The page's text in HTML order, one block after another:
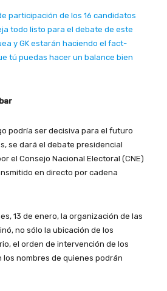
participación de los 16 candidatos
todo listo para el debate de este
y GK estarán haciendo el fact-
tú puedas hacer un balance bien
podría ser decisiva para el futuro
se dará el debate presidencial
el Consejo Nacional Electoral (CNE)
en directo por cadena
13 de enero, la organización de las
no sólo la ubicación de los
el orden de intervención de los
nombres de quienes podrán